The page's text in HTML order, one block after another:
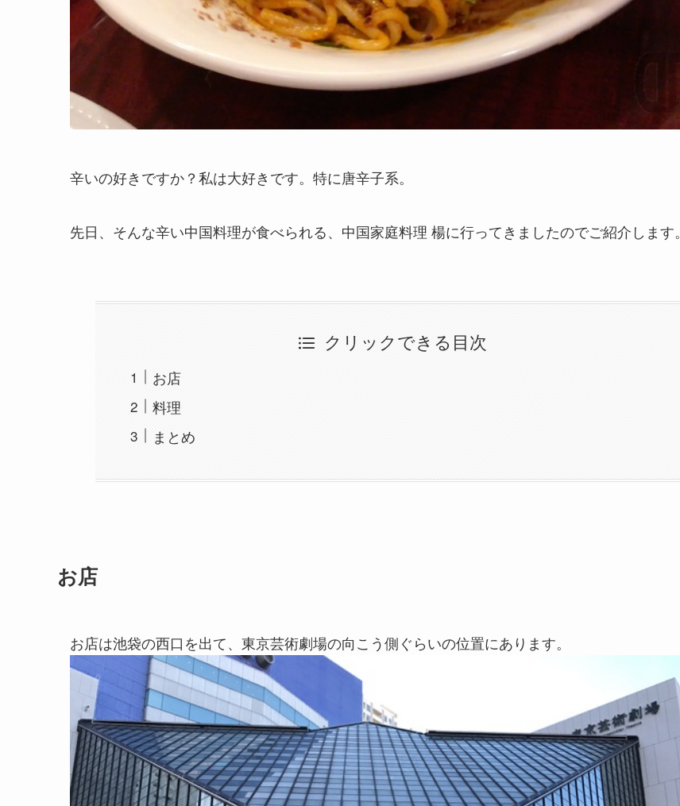
辛いの好きですか？私は大好きです。特に唐辛子系。
先日、そんな辛い中国料理が食べられる、中国家庭料理 楊に行ってきましたのでご紹介します。
クリックできる目次
お店
料理
まとめ
お店
お店は池袋の西口を出て、東京芸術劇場の向こう側ぐらいの位置にあります。